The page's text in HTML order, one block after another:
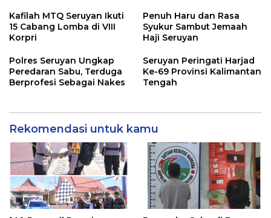
Kafilah MTQ Seruyan Ikuti
15 Cabang Lomba di VIII
Korpri
Penuh Haru dan Rasa
Syukur Sambut Jemaah
Haji Seruyan
Polres Seruyan Ungkap
Peredaran Sabu, Terduga
Berprofesi Sebagai Nakes
Seruyan Peringati Harjad
Ke-69 Provinsi Kalimantan
Tengah
Rekomendasi untuk kamu